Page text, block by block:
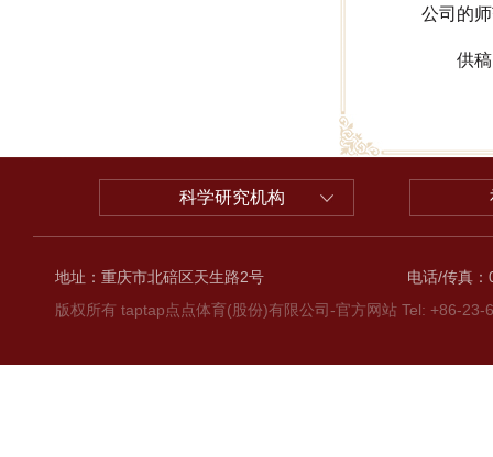
公司的
供
科学研究机构
地址：重庆市北碚区天生路2号
电话/传真
版权所有 taptap点点体育(股份)有限公司-官方网站 Tel: +86-23-